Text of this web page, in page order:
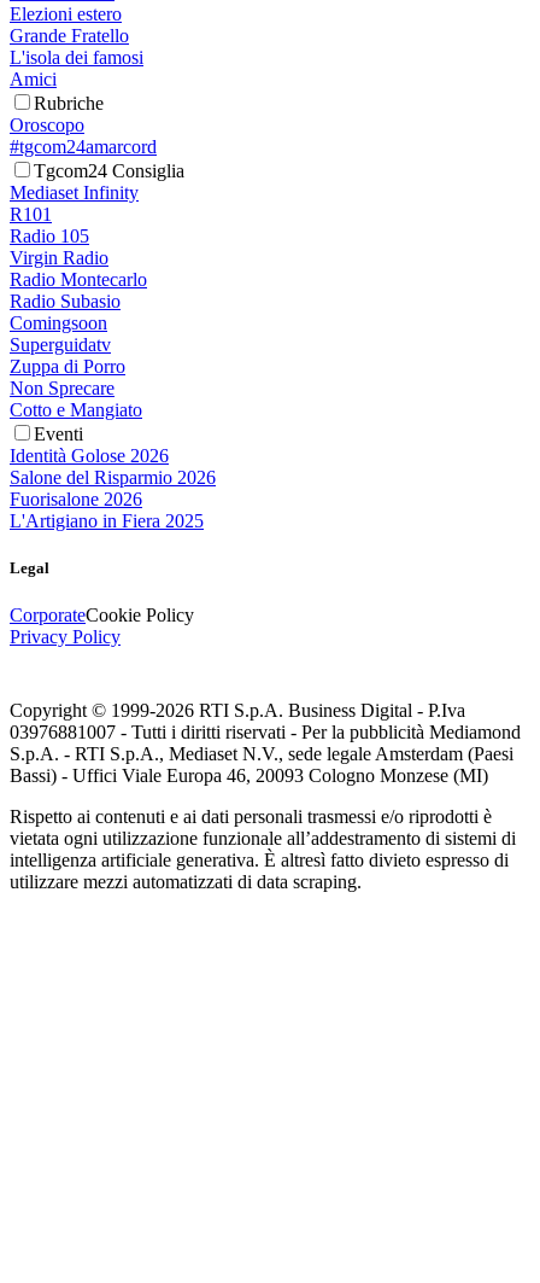
Elezioni estero
Grande Fratello
L'isola dei famosi
Amici
Rubriche
Oroscopo
#tgcom24amarcord
Tgcom24 Consiglia
Mediaset Infinity
R101
Radio 105
Virgin Radio
Radio Montecarlo
Radio Subasio
Comingsoon
Superguidatv
Zuppa di Porro
Non Sprecare
Cotto e Mangiato
Eventi
Identità Golose 2026
Salone del Risparmio 2026
Fuorisalone 2026
L'Artigiano in Fiera 2025
Legal
CorporateCookie Policy
Privacy Policy
Copyright © 1999-2026 RTI S.p.A. Business Digital - P.Iva
03976881007 - Tutti i diritti riservati - Per la pubblicità Mediamond
S.p.A. - RTI S.p.A., Mediaset N.V., sede legale Amsterdam (Paesi
Bassi) - Uffici Viale Europa 46, 20093 Cologno Monzese (MI)
Rispetto ai contenuti e ai dati personali trasmessi e/o riprodotti è
vietata ogni utilizzazione funzionale all’addestramento di sistemi di
intelligenza artificiale generativa. È altresì fatto divieto espresso di
utilizzare mezzi automatizzati di data scraping.